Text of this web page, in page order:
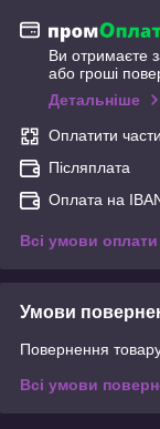
Ви отримаєте
або гроші
Детальніше
Оплатити
Післяплата
Оплата на
Всі умови оплати
Умови
Повернення
Всі умови